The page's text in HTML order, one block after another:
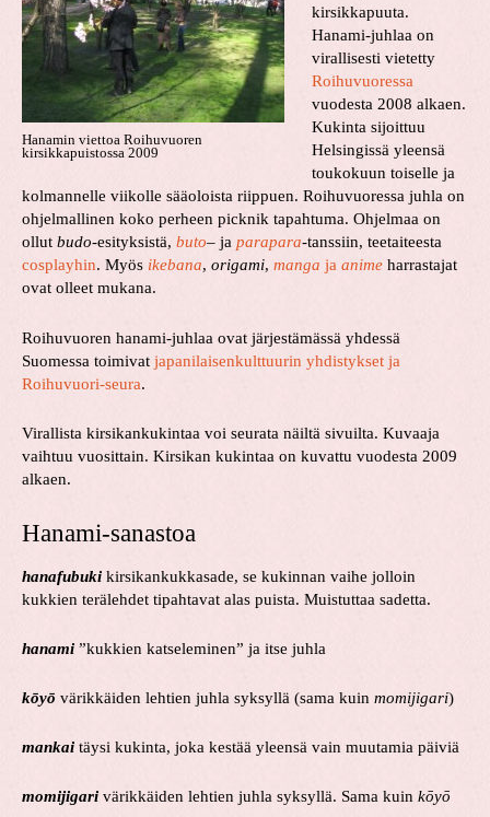
Hanamin viettoa Roihuvuoren
kirsikkapuistossa 2009
kirsikkapuuta.
Hanami-juhlaa on
virallisesti vietetty
Roihuvuoressa
vuodesta 2008 alkaen.
Kukinta sijoittuu
Helsingissä yleensä
toukokuun toiselle ja
kolmannelle viikolle sääoloista riippuen. Roihuvuoressa juhla on
ohjelmallinen koko perheen picknik tapahtuma. Ohjelmaa on
ollut budo-esityksistä, buto– ja parapara-tanssiin, teetaiteesta
cosplayhin. Myös ikebana, origami, manga ja anime harrastajat
ovat olleet mukana.
Roihuvuoren hanami-juhlaa ovat järjestämässä yhdessä
Suomessa toimivat japanilaisenkulttuurin yhdistykset ja
Roihuvuori-seura.
Virallista kirsikankukintaa voi seurata näiltä sivuilta. Kuvaaja
vaihtuu vuosittain. Kirsikan kukintaa on kuvattu vuodesta 2009
alkaen.
Hanami-sanastoa
hanafubuki kirsikankukkasade, se kukinnan vaihe jolloin
kukkien terälehdet tipahtavat alas puista. Muistuttaa sadetta.
hanami ”kukkien katseleminen” ja itse juhla
kōyō värikkäiden lehtien juhla syksyllä (sama kuin momijigari)
mankai täysi kukinta, joka kestää yleensä vain muutamia päiviä
momijigari värikkäiden lehtien juhla syksyllä. Sama kuin kōyō